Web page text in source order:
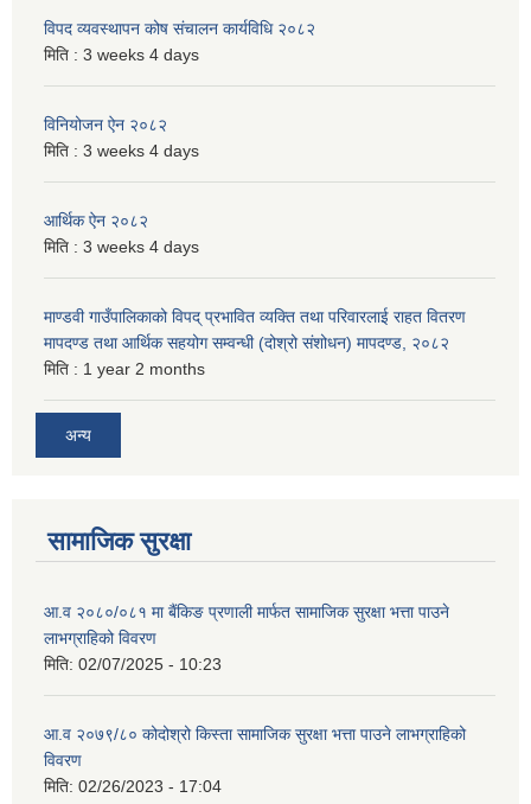
विपद व्यवस्थापन कोष संचालन कार्यविधि २०८२
मिति : 3 weeks 4 days
विनियोजन ऐन २०८२
मिति : 3 weeks 4 days
आर्थिक ऐन २०८२
मिति : 3 weeks 4 days
माण्डवी गाउँपालिकाको विपद् प्रभावित व्यक्ति तथा परिवारलाई राहत वितरण
मापदण्ड तथा आर्थिक सहयोग सम्वन्धी (दोश्रो संशोधन) मापदण्ड, २०८२
मिति : 1 year 2 months
अन्य
सामाजिक सुरक्षा
आ.व २०८०/०८१ मा बैंकिङ प्रणाली मार्फत सामाजिक सुरक्षा भत्ता पाउने
लाभग्राहिको विवरण
मिति: 02/07/2025 - 10:23
आ.व २०७९/८० कोदोश्रो किस्ता सामाजिक सुरक्षा भत्ता पाउने लाभग्राहिको
विवरण
मिति: 02/26/2023 - 17:04